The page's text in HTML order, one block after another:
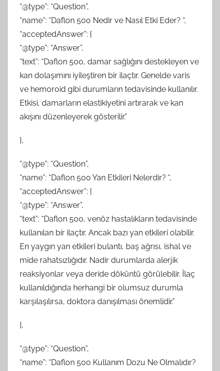
“@type”: “Question”,
“name”: “Daflon 500 Nedir ve Nasıl Etki Eder? “,
“acceptedAnswer”: {
“@type”: “Answer”,
“text”: “Daflon 500, damar sağlığını destekleyen ve
kan dolaşımını iyileştiren bir ilaçtır. Genelde varis
ve hemoroid gibi durumların tedavisinde kullanılır.
Etkisi, damarların elastikiyetini artırarak ve kan
akışını düzenleyerek gösterilir.”
},
“@type”: “Question”,
“name”: “Daflon 500 Yan Etkileri Nelerdir? “,
“acceptedAnswer”: {
“@type”: “Answer”,
“text”: “Daflon 500, venöz hastalıkların tedavisinde
kullanılan bir ilaçtır. Ancak bazı yan etkileri olabilir.
En yaygın yan etkileri bulantı, baş ağrısı, ishal ve
mide rahatsızlığıdır. Nadir durumlarda alerjik
reaksiyonlar veya deride döküntü görülebilir. İlaç
kullanıldığında herhangi bir olumsuz durumla
karşılaşılırsa, doktora danışılması önemlidir.”
},
“@type”: “Question”,
“name”: “Daflon 500 Kullanım Dozu Ne Olmalıdır?